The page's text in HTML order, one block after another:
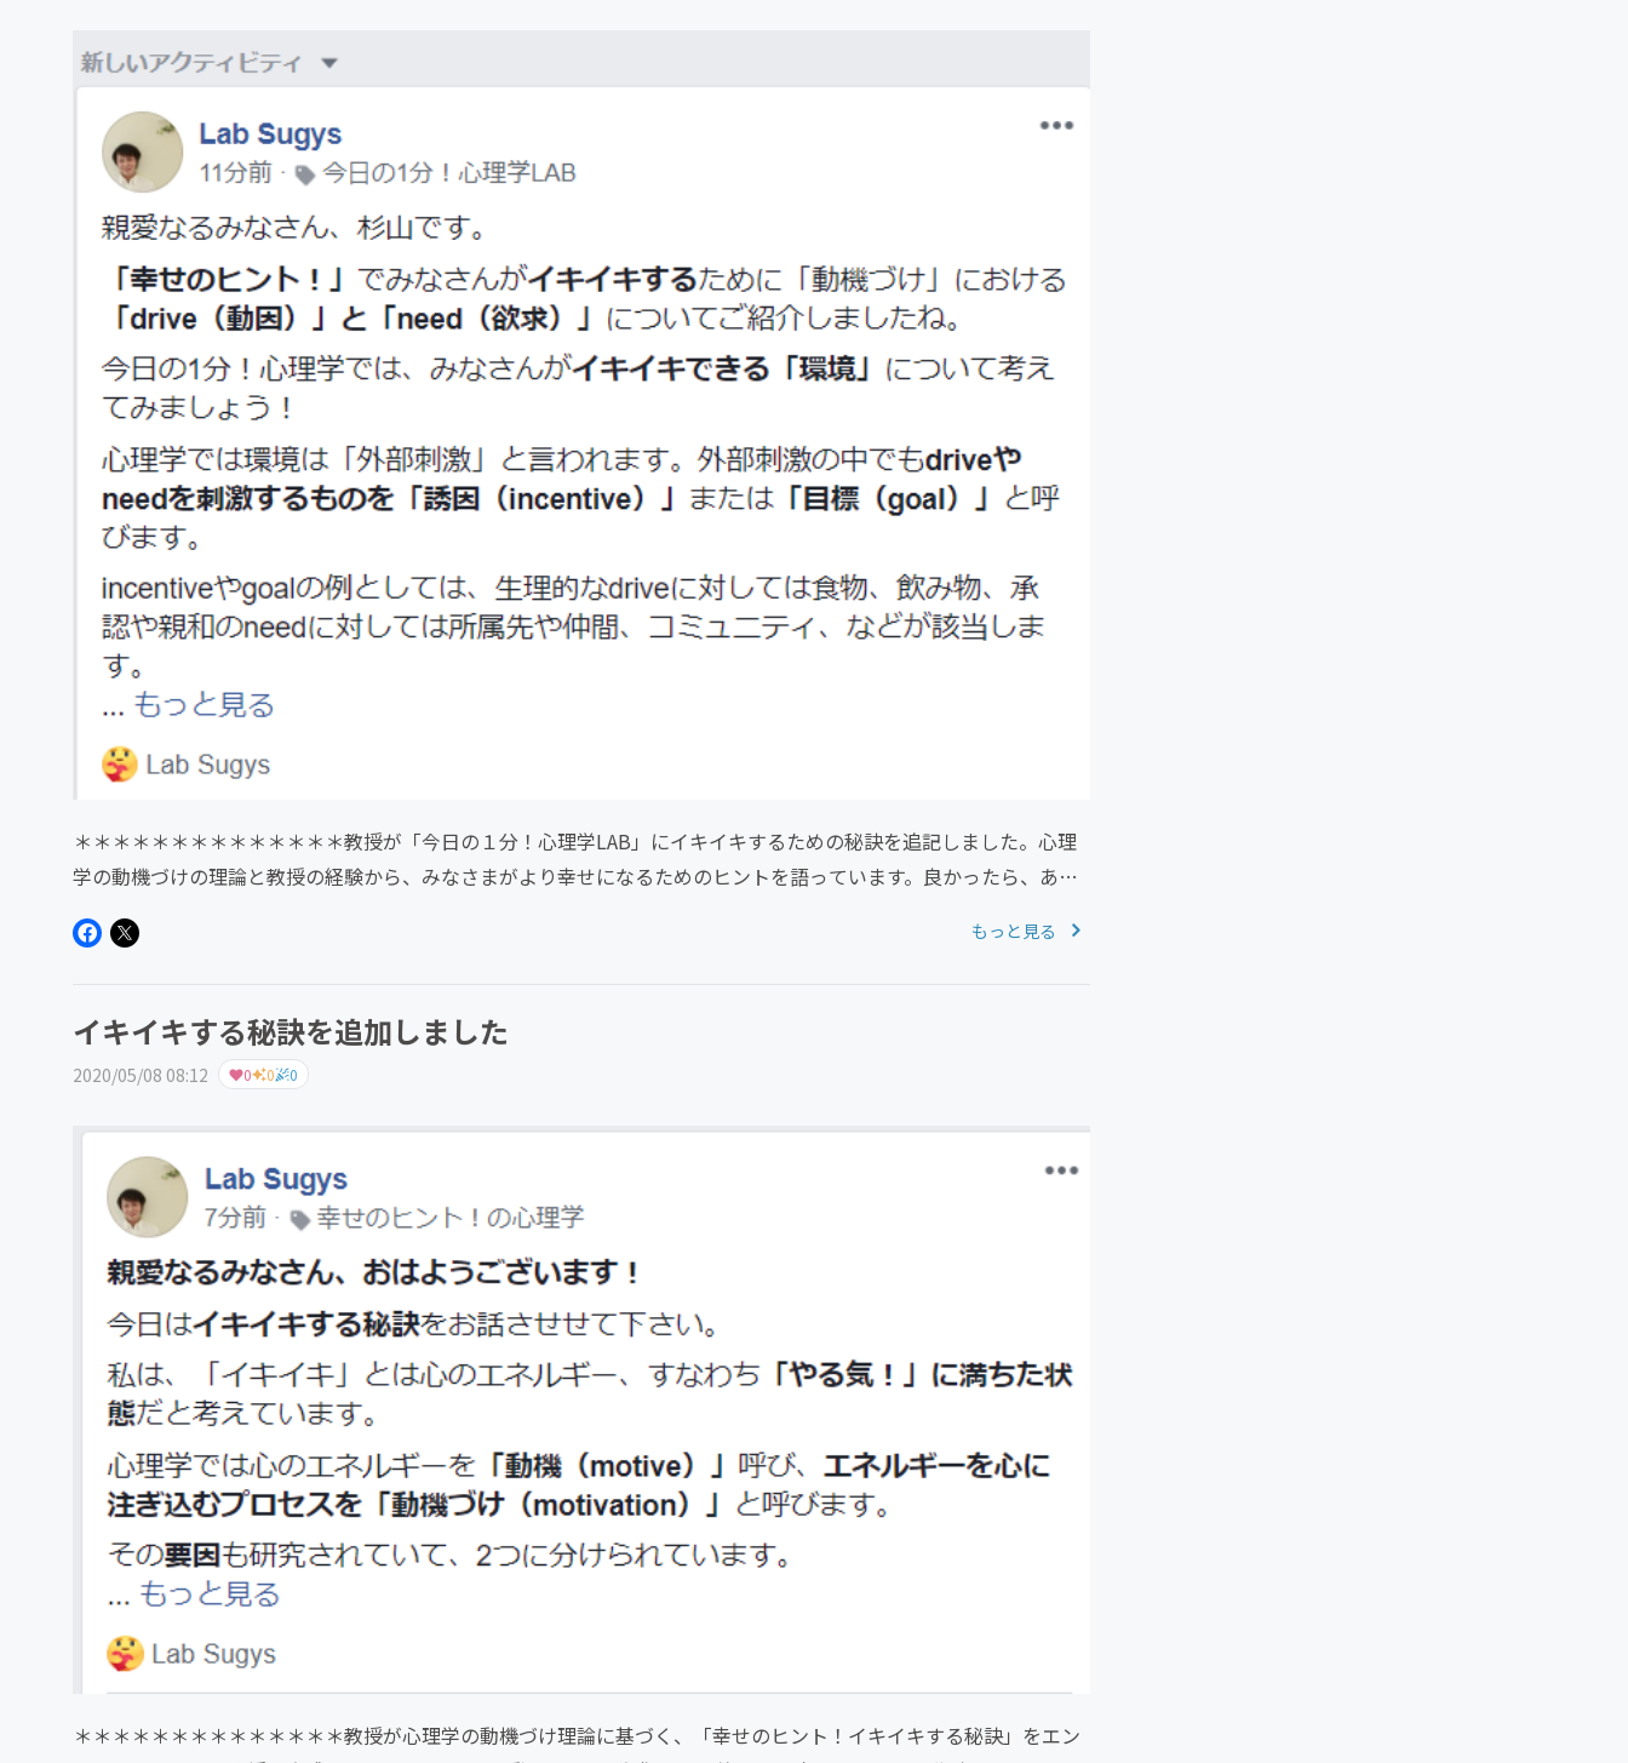
＊＊＊＊＊＊＊＊＊＊＊＊＊＊教授が「今日の１分！心理学LAB」にイキイキするための秘訣を追記しました。心理
学の動機づけの理論と教授の経験から、みなさまがより幸せになるためのヒントを語っています。良かったら、あな
たの幸せをより確実にする...
もっと見る
イキイキする秘訣を追加しました
2020/05/08 08:12 0 0 0
＊＊＊＊＊＊＊＊＊＊＊＊＊＊教授が心理学の動機づけ理論に基づく、「幸せのヒント！イキイキする秘訣」をエン